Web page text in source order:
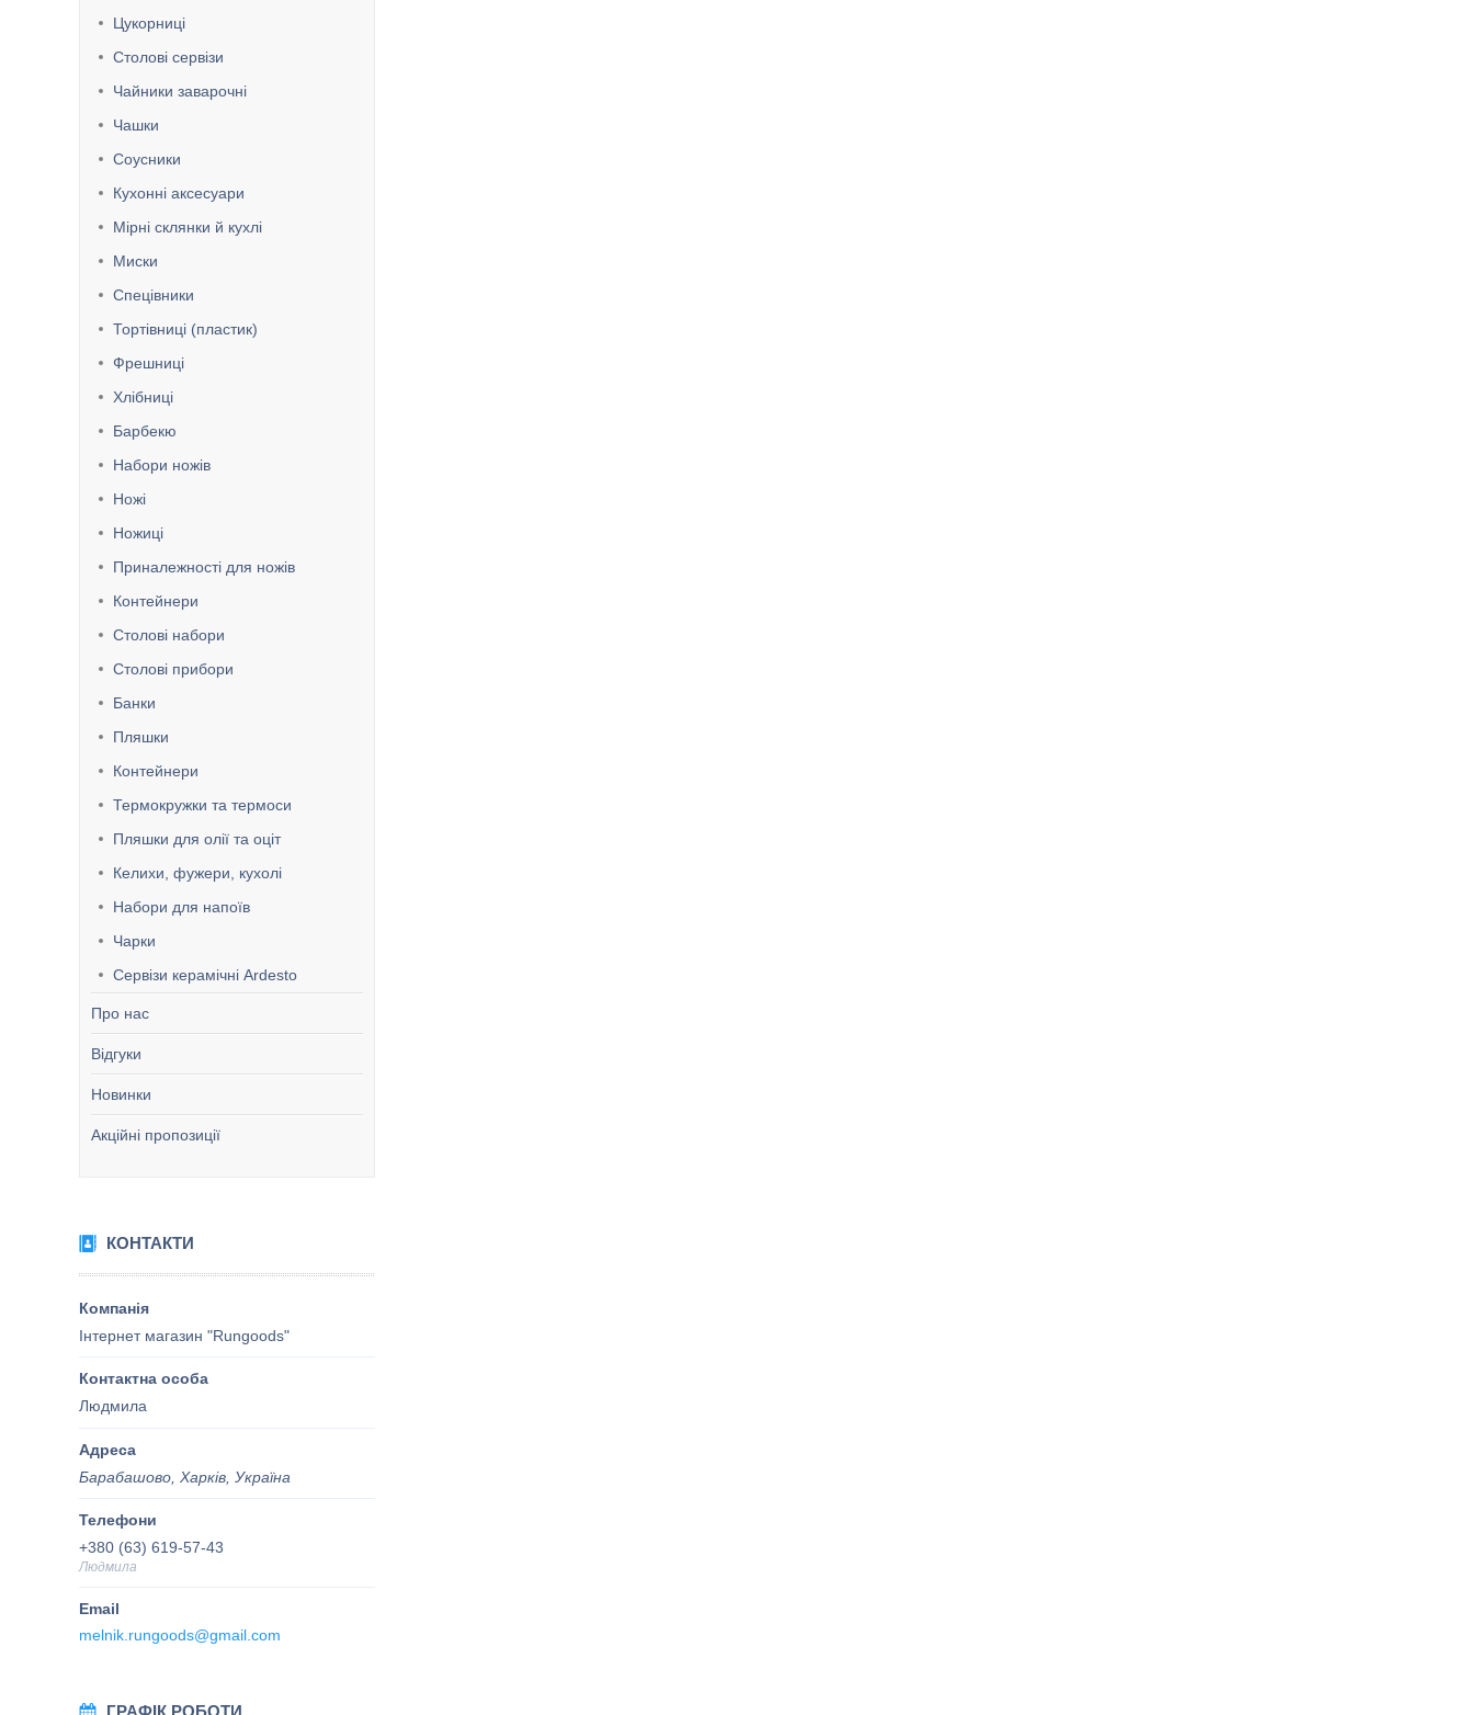
Цукорниці
Столові сервізи
Чайники заварочні
Чашки
Соусники
Кухонні аксесуари
Мірні склянки й кухлі
Миски
Спецівники
Тортівниці (пластик)
Фрешниці
Хлібниці
Барбекю
Набори ножів
Ножі
Ножиці
Приналежності для ножів
Контейнери
Столові набори
Столові прибори
Банки
Пляшки
Контейнери
Термокружки та термоси
Пляшки для олії та оціт
Келихи, фужери, кухолі
Набори для напоїв
Чарки
Сервізи керамічні Ardesto
Про нас
Відгуки
Новинки
Акційні пропозиції
КОНТАКТИ
Інтернет магазин "Rungoods"
Людмила
Барабашово, Харків, Україна
+380 (63) 619-57-43
Людмила
melnik.rungoods@gmail.com
ГРАФІК РОБОТИ